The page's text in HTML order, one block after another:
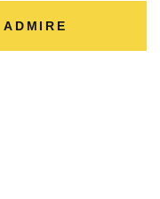
ADMIRE